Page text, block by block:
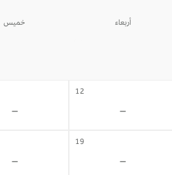
أربعاء خميس
12
-
-
19
-
-